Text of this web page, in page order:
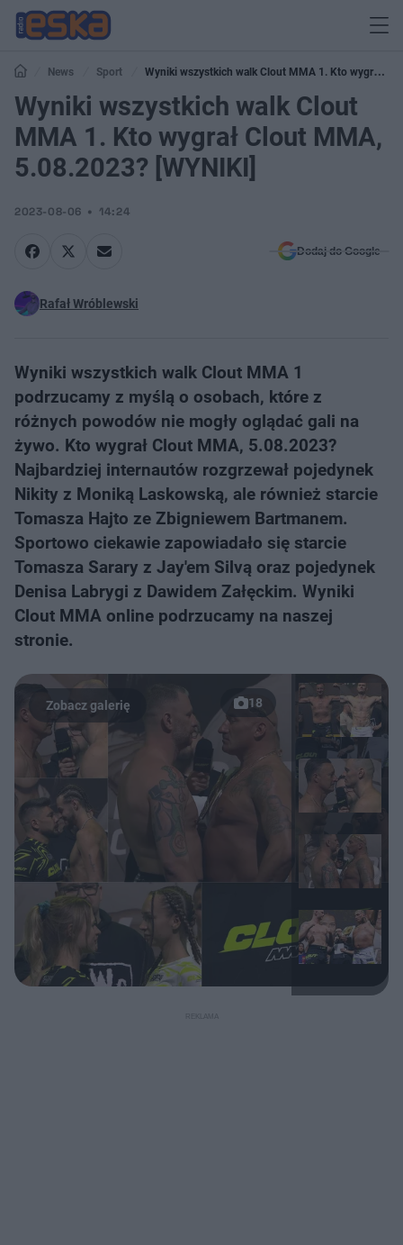
News Sport
Wyniki wszystkich walk Clout MMA 1. Kto wygrał
Clout MMA, 5.08.2023? [WYNIKI]
Wyniki wszystkich walk Clout
MMA 1. Kto wygrał Clout MMA,
5.08.2023? [WYNIKI]
2023-08-06 14:24
Dodaj do Google
Rafał Wróblewski
Wyniki wszystkich walk Clout MMA 1
podrzucamy z myślą o osobach, które z
różnych powodów nie mogły oglądać gali na
żywo. Kto wygrał Clout MMA, 5.08.2023?
Najbardziej internautów rozgrzewał pojedynek
Nikity z Moniką Laskowską, ale również starcie
Tomasza Hajto ze Zbigniewem Bartmanem.
Sportowo ciekawie zapowiadało się starcie
Tomasza Sarary z Jay'em Silvą oraz pojedynek
Denisa Labrygi z Dawidem Załęckim. Wyniki
Clout MMA online podrzucamy na naszej
stronie.
18